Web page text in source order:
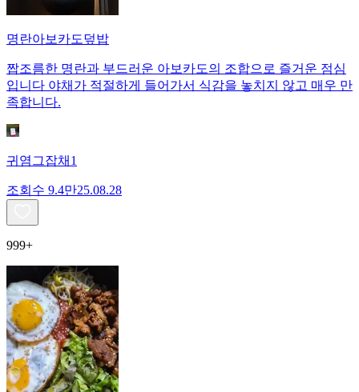
명란아보카도덮밥
짭조름한 명란과 부드러운 아보카도의 조합으로 즐거운 점심
입니다 야채가 적절하게 들어가서 식감을 놓치지 않고 매우 만
족합니다.
귀염그잡채1
조회수 9.4만25.08.28
999+